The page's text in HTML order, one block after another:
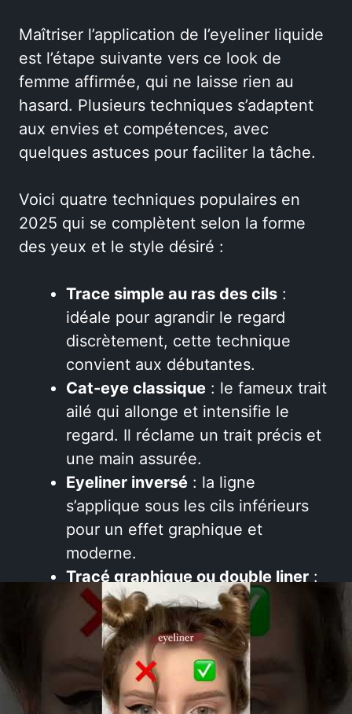
Maîtriser l’application de l’eyeliner liquide
est l’étape suivante vers ce look de
femme affirmée, qui ne laisse rien au
hasard. Plusieurs techniques s’adaptent
aux envies et compétences, avec
quelques astuces pour faciliter la tâche.
Voici quatre techniques populaires en
2025 qui se complètent selon la forme
des yeux et le style désiré :
Trace simple au ras des cils :
idéale pour agrandir le regard
discrètement, cette technique
convient aux débutantes.
Cat-eye classique : le fameux trait
ailé qui allonge et intensifie le
regard. Il réclame un trait précis et
une main assurée.
Eyeliner inversé : la ligne
s’applique sous les cils inférieurs
pour un effet graphique et
moderne.
Tracé graphique ou double liner :
très tendance en 2025, il combine
deux couleurs ou deux traits pour
un look futuriste et original.
Pour réussir son trait, il est crucial